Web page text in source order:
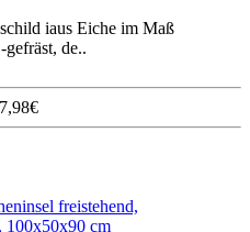
iaus Eiche im Maß
de..